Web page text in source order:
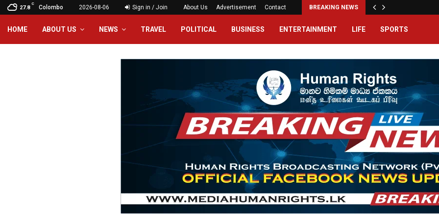
27.8
C
Colombo 2026-08-06 Sign in / Join About Us Advertisement Contact BREAKING NEWS
HOME ABOUT US NEWS TRAVEL POLITICAL BUSINESS ENTERTAINMENT LIFE SPORTS